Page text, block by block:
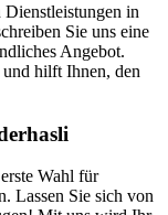
Dienstleistungen in
Sie uns eine
Angebot.
hilft Ihnen, den
Wahl für
Lassen Sie sich von